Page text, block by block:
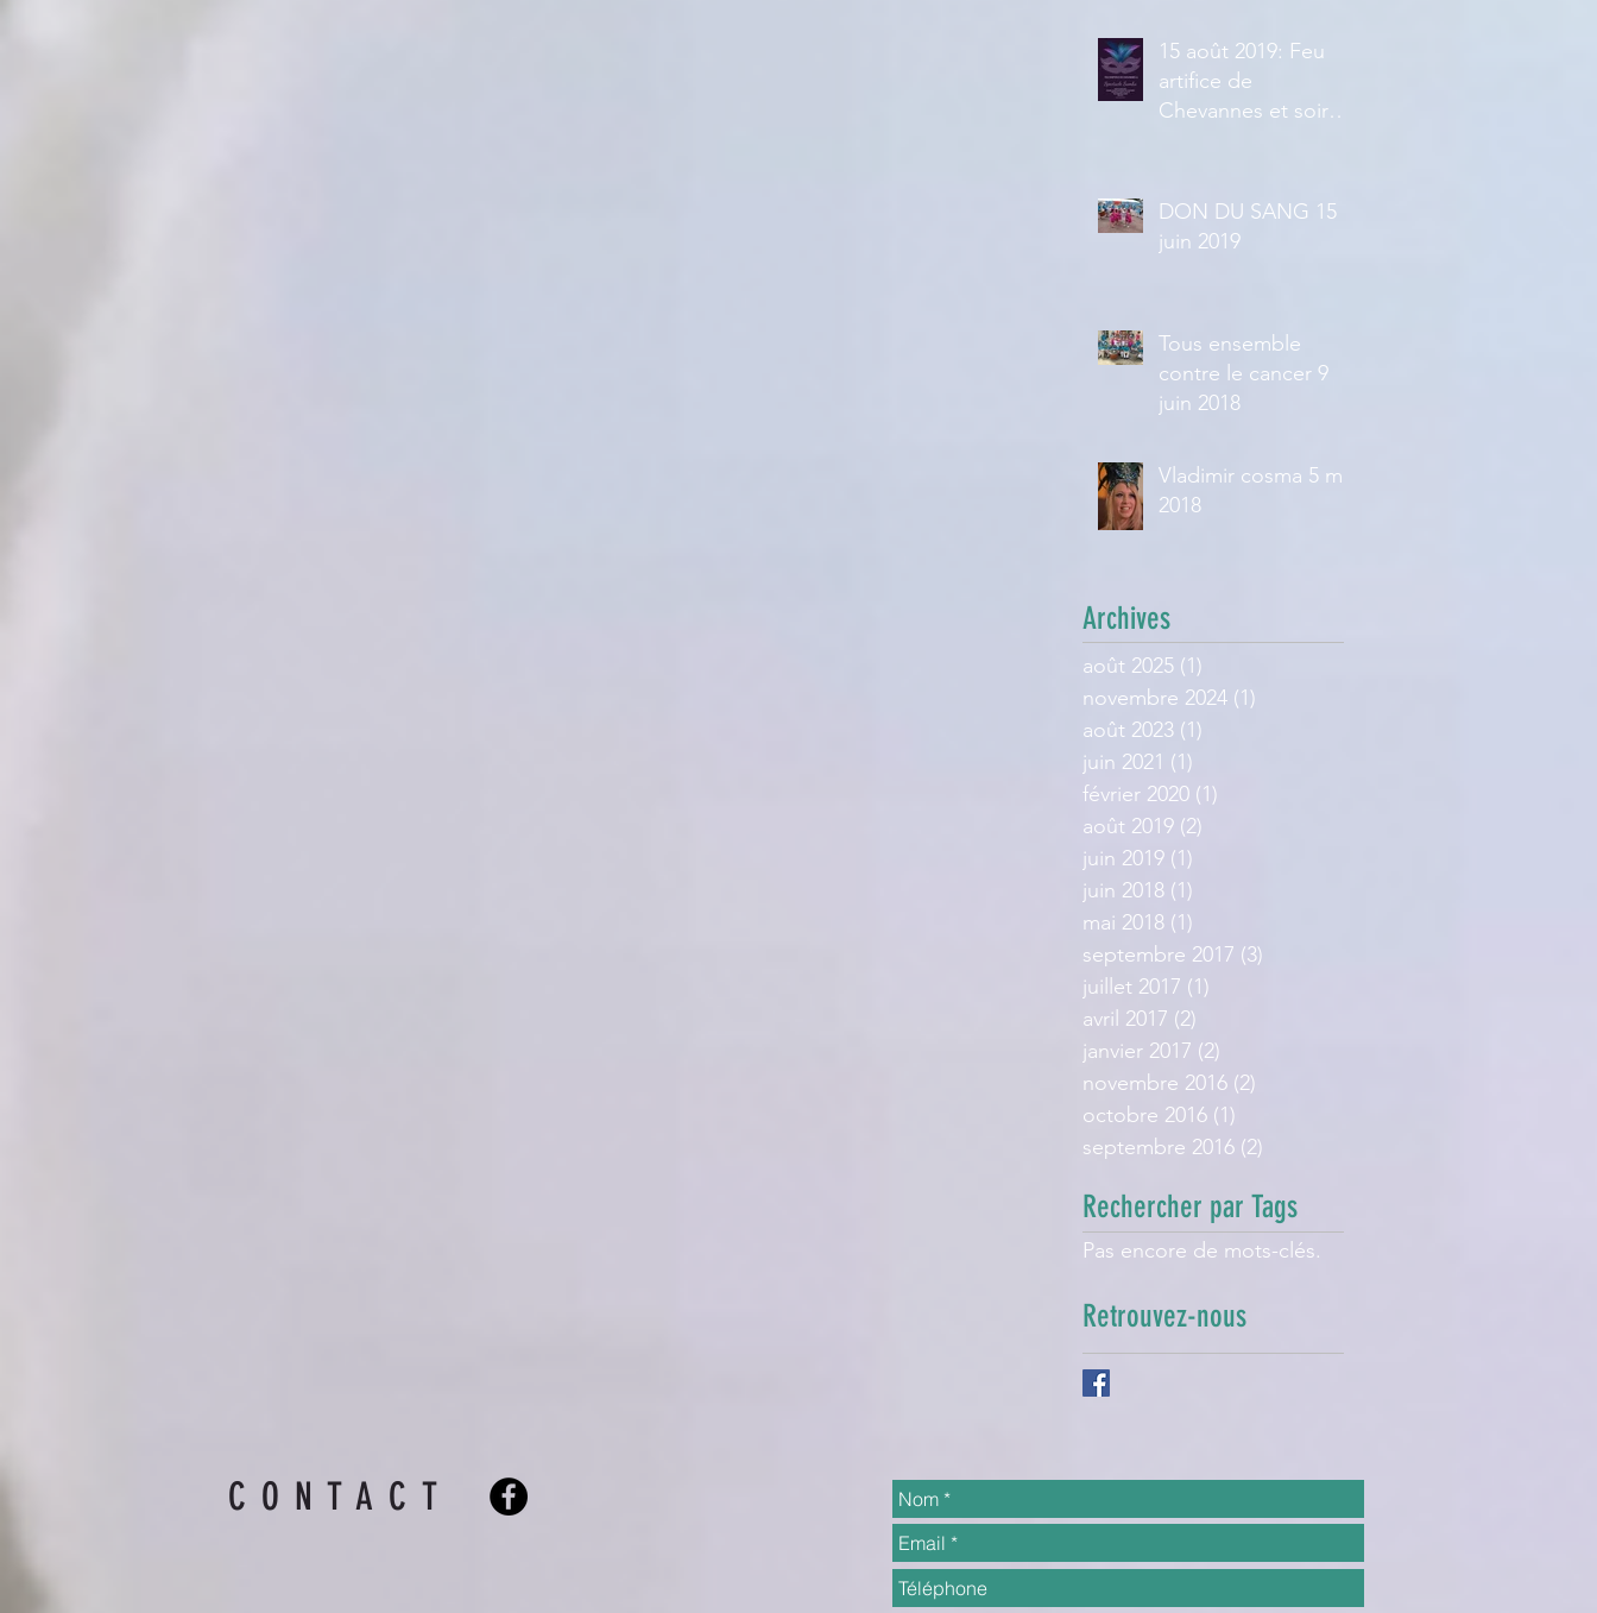
15 août 2019: Feu
artifice de
Chevannes et soirée
DON DU SANG 15
juin 2019
Tous ensemble
contre le cancer 9
juin 2018
Vladimir cosma 5 mai
2018
Archives
août 2025 (1)
novembre 2024 (1)
août 2023 (1)
juin 2021 (1)
février 2020 (1)
août 2019 (2)
juin 2019 (1)
juin 2018 (1)
mai 2018 (1)
septembre 2017 (3)
juillet 2017 (1)
avril 2017 (2)
janvier 2017 (2)
novembre 2016 (2)
octobre 2016 (1)
septembre 2016 (2)
Rechercher par Tags
Pas encore de mots-clés.
Retrouvez-nous
CONTACT